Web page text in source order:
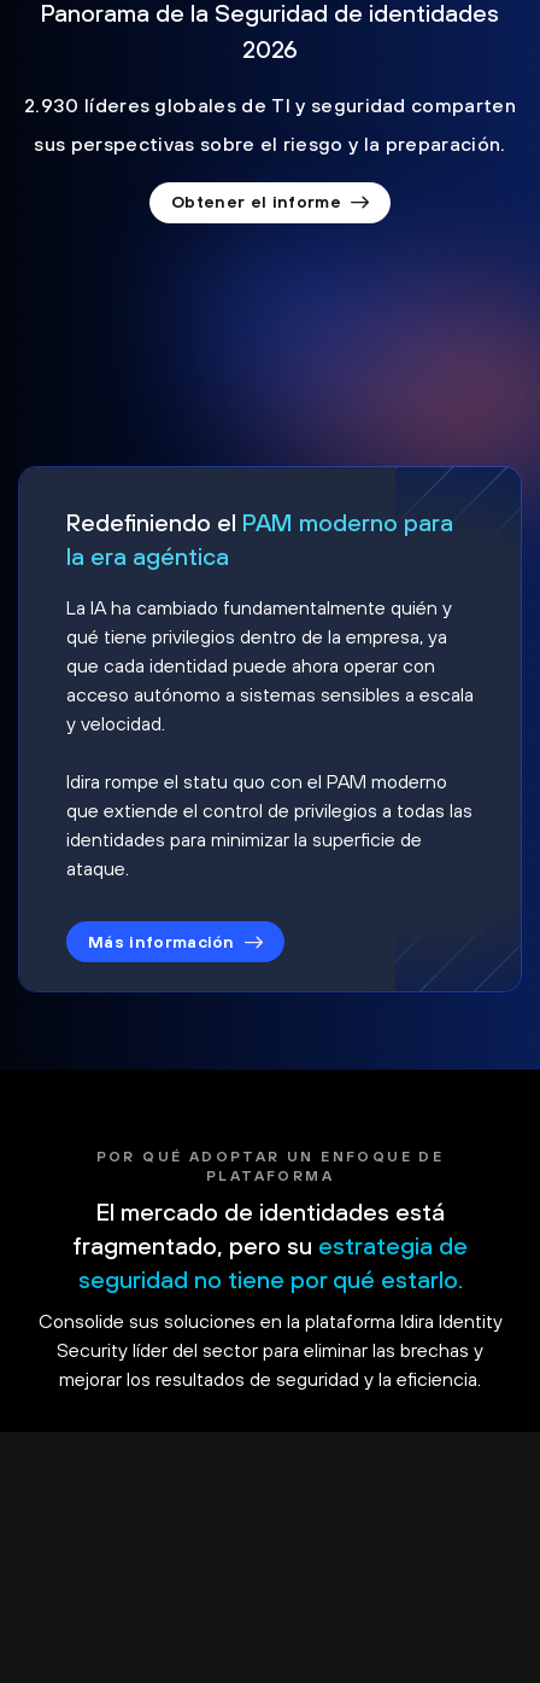
Panorama de la Seguridad de identidades
2026
2.930 líderes globales de TI y seguridad comparten
sus perspectivas sobre el riesgo y la preparación.
Obtener el informe
Redefiniendo el PAM moderno para
la era agéntica
La IA ha cambiado fundamentalmente quién y
qué tiene privilegios dentro de la empresa, ya
que cada identidad puede ahora operar con
acceso autónomo a sistemas sensibles a escala
y velocidad.
Idira rompe el statu quo con el PAM moderno
que extiende el control de privilegios a todas las
identidades para minimizar la superficie de
ataque.
Más información
POR QUÉ ADOPTAR UN ENFOQUE DE
PLATAFORMA
El mercado de identidades está
fragmentado, pero su estrategia de
seguridad no tiene por qué estarlo.
Consolide sus soluciones en la plataforma Idira Identity
Security líder del sector para eliminar las brechas y
mejorar los resultados de seguridad y la eficiencia.